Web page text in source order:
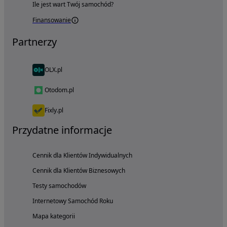
Ile jest wart Twój samochód?
Finansowanie
Partnerzy
OLX.pl
Otodom.pl
Fixly.pl
Przydatne informacje
Cennik dla Klientów Indywidualnych
Cennik dla Klientów Biznesowych
Testy samochodów
Internetowy Samochód Roku
Mapa kategorii